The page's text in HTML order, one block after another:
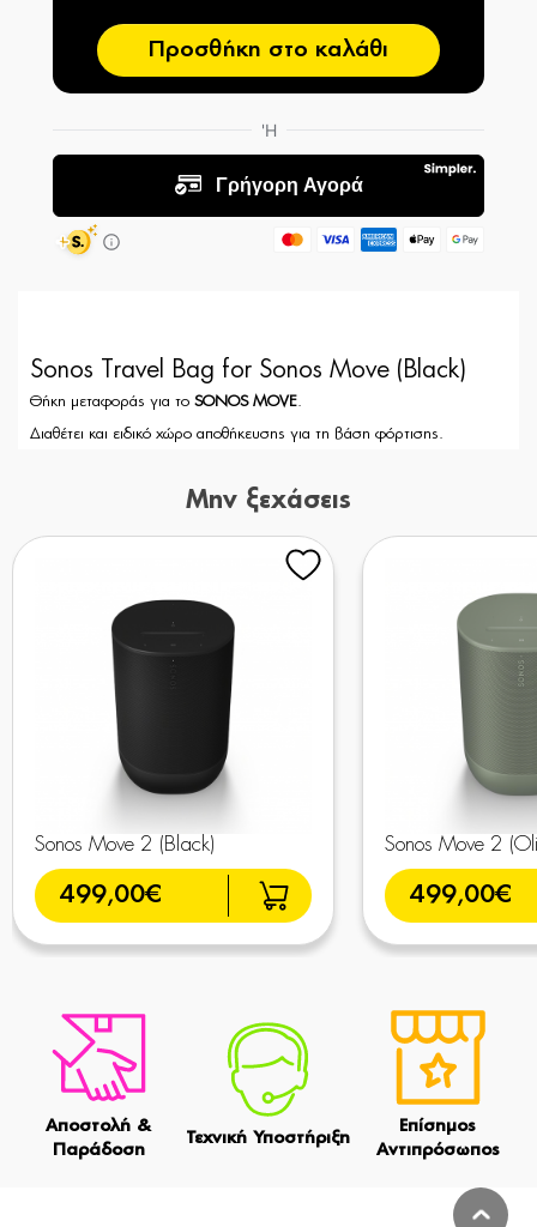
Προσθήκη στο καλάθι
Sonos Travel Bag for Sonos Move (Black)
Θήκη μεταφοράς για το SONOS MOVE
Διαθέτει και ειδικό χώρο αποθήκευσης για τη βάση φόρτισης.
Μην ξεχάσεις
Sonos Move 2 (Black)
499,00€
Sonos Move 2
499,00€
Αποστολή &
Παράδοση
Τεχνική Υποστήριξη
Επίσημος
Αντιπρόσωπος